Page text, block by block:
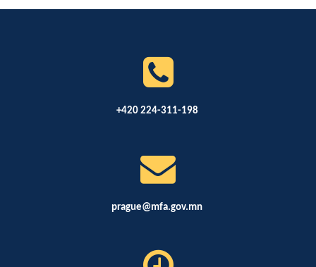
+420 224-311-198
prague@mfa.gov.mn